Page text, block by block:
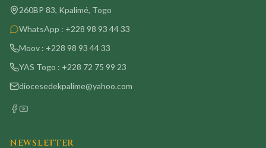
260BP 83, Kpalimé, Togo
WhatsApp : +228 98 93 44 33
Moov : +228 98 93 44 33
YAS Togo : +228 72 75 99 23
diocesedekpalime@yahoo.com
NEWSLETTER